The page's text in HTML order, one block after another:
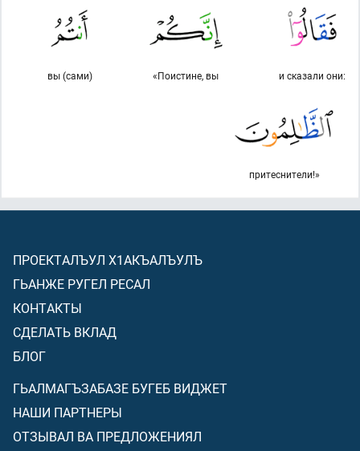
и сказали они:
«Поистине, вы
вы (сами)
притеснители!»
ПРОЕКТАЛЪУЛ Х1АКЪАЛЪУЛЪ
ГЬАНЖЕ РУГЕЛ РЕСАЛ
КОНТАКТЫ
СДЕЛАТЬ ВКЛАД
БЛОГ
ГЬАЛМАГЪЗАБАЗЕ БУГЕБ ВИДЖЕТ
НАШИ ПАРТНЕРЫ
ОТЗЫВАЛ ВА ПРЕДЛОЖЕНИЯЛ